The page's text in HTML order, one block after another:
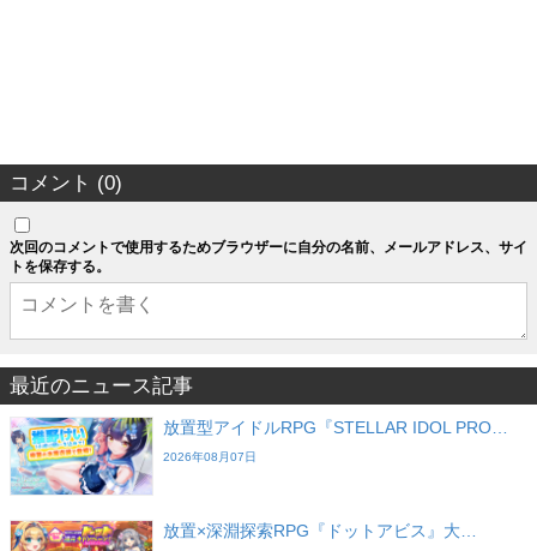
コメント (0)
次回のコメントで使用するためブラウザーに自分の名前、メールアドレス、サイ
トを保存する。
最近のニュース記事
放置型アイドルRPG『STELLAR IDOL PRO…
2026年08月07日
放置×深淵探索RPG『ドットアビス』大…